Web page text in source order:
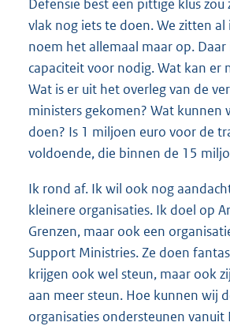
Defensie best een pittige klus
vlak nog iets te doen. We zitten
noem het allemaal maar op. Daar
capaciteit voor nodig. Wat kan er
Wat is er uit het overleg van de
ministers gekomen? Wat kunnen
doen? Is 1 miljoen euro voor de
voldoende, die binnen de 15
Ik rond af. Ik wil ook nog
kleinere organisaties. Ik doel op
Grenzen, maar ook een
Support Ministries. Ze doen
krijgen ook wel steun, maar ook
aan meer steun. Hoe kunnen wij
organisaties ondersteunen vanuit